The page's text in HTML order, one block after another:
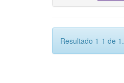
Resultado 1-1 de 1.